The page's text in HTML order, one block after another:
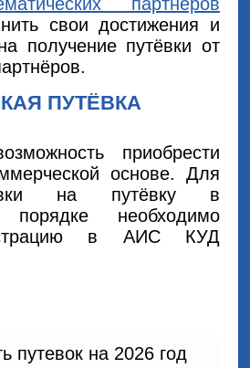
свои достижения и
получение путёвки от
ПУТЁВКА
приобрести
основе. Для
на путёвку в
порядке необходимо
в АИС КУД
путевок на 2026 год